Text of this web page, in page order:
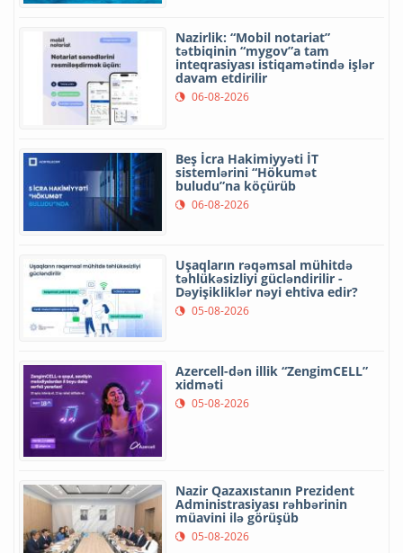
Nazirlik: “Mobil notariat”
tətbiqinin “mygov”a tam
inteqrasiyası istiqamətində işlər
davam etdirilir
06-08-2026
Beş İcra Hakimiyyəti İT
sistemlərini “Hökumət
buludu”na köçürüb
06-08-2026
Uşaqların rəqəmsal mühitdə
təhlükəsizliyi gücləndirilir -
Dəyişikliklər nəyi ehtiva edir?
05-08-2026
Azercell-dən illik “ZengimCELL”
xidməti
05-08-2026
Nazir Qazaxıstanın Prezident
Administrasiyası rəhbərinin
müavini ilə görüşüb
05-08-2026